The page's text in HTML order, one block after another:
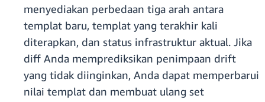
menyediakan perbedaan tiga arah antara
templat baru, templat yang terakhir kali
diterapkan, dan status infrastruktur aktual. Jika
diff Anda memprediksikan penimpaan drift
yang tidak diinginkan, Anda dapat memperbarui
nilai templat dan membuat ulang set